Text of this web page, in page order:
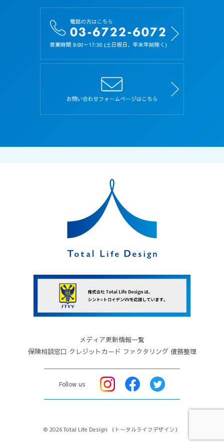
により当該応募者を識別できるもの（当該情報の
みでは識別できないが、他の情報と照合すること
により当該個人を識別できるものを含みます）を
いいます。
第３条（規約の遵守）
１．応募者は、本規約を理解し、その内容にすべ
て同意した上で、本サイトを利用するものとし、
また、本規約を遵守しなければなりません。
したものとみなします。
は、当社がその都度定めます。当社が別途定める
利用条件、規約、遵守事項なども本規約と同一の
効力があるものとし、本規約と同様に扱うものと
４．本サイト上に本規約と異なる定めがある場
合、または本規約に記載されていない定めがある
場合は、その定めが優先して適用されます。
５．当社は、変更が応募者の一般の利益に適合す
るとき、またはその他合理的なものであるときに
は、本規約を変更できるものとします。この場
合、当社は変更前に、あらかじめ変更日を定めた
１．本サイトの利用は無料です。但し、本サイト
利用に必要な回線料金等については応募者が負担
するものとします。
の指定する個人情報その他の情報を当社に提供す
メディア更新情報一覧
保険相談窓口 クレジットカード ファクタリング 債務整理
Follow us
© 2026 Total Life Design （トータルライフデザイン）